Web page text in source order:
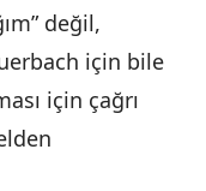
değil,
için bile
için çağrı